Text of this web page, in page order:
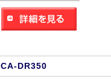
CA-DR350